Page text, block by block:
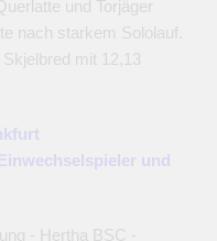
und Torjäger
nach starkem Sololauf.
mit 12,13
und